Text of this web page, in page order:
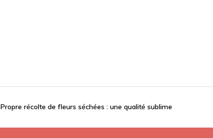
Propre récolte de fleurs séchées : une qualité sublime